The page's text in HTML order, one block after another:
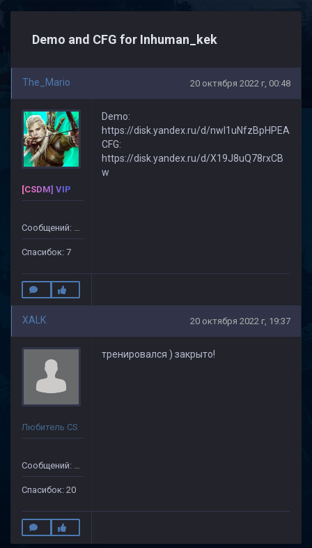
Demo and CFG for Inhuman_kek
The_Mario 20 октября 2022 г, 00:48
[CSDM] VIP
Сообщений: 44
Спасибок: 7
Demo:
https://disk.yandex.ru/d/nwI1uNfzBpHPEA
CFG:
https://disk.yandex.ru/d/X19J8uQ78rxCB
w
XALK 20 октября 2022 г, 19:37
Любитель CS
Сообщений: 149
Спасибок: 20
тренировался ) закрыто!